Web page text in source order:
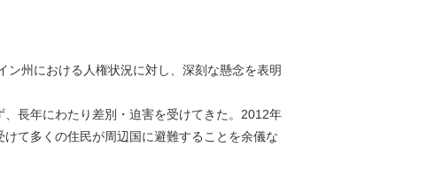
州における人権状況に対し、深刻な懸念を表明
長年にわたり差別・迫害を受けてきた。2012年
て多くの住民が周辺国に避難することを余儀な